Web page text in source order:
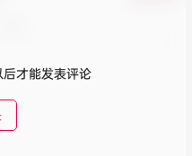
才能发表评论